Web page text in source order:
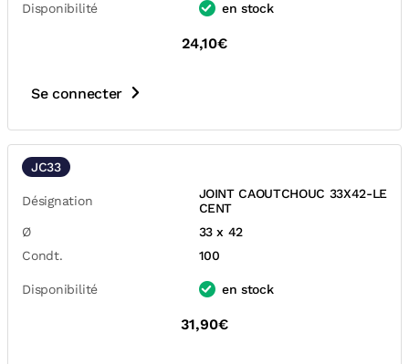
Disponibilité en stock
24,10€
Se connecter
JC33
Désignation
JOINT CAOUTCHOUC 33X42-LE
CENT
Ø
33 x 42
Condt.
100
Disponibilité en stock
31,90€